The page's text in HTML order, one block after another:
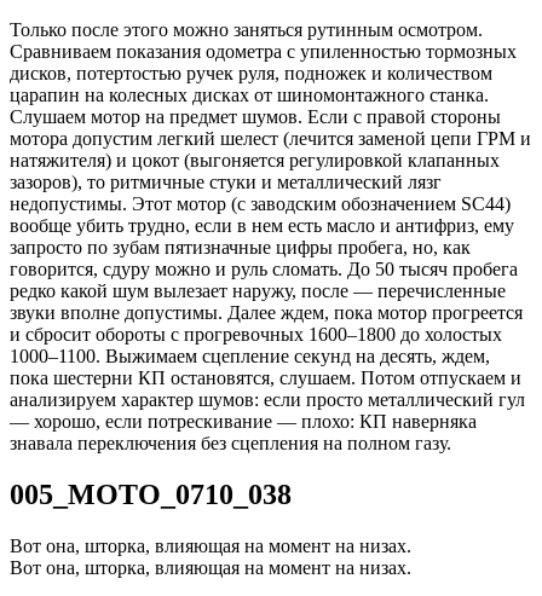
Только после этого можно заняться рутинным осмотром.
Сравниваем показания одометра с упиленностью тормозных
дисков, потертостью ручек руля, подножек и количеством
царапин на колесных дисках от шиномонтажного станка.
Слушаем мотор на предмет шумов. Если с правой стороны
мотора допустим легкий шелест (лечится заменой цепи ГРМ и
натяжителя) и цокот (выгоняется регулировкой клапанных
зазоров), то ритмичные стуки и металлический лязг
недопустимы. Этот мотор (с заводским обозначением SC44)
вообще убить трудно, если в нем есть масло и антифриз, ему
запросто по зубам пятизначные цифры пробега, но, как
говорится, сдуру можно и руль сломать. До 50 тысяч пробега
редко какой шум вылезает наружу, после — перечисленные
звуки вполне допустимы. Далее ждем, пока мотор прогреется
и сбросит обороты с прогревочных 1600–1800 до холостых
1000–1100. Выжимаем сцепление секунд на десять, ждем,
пока шестерни КП остановятся, слушаем. Потом отпускаем и
анализируем характер шумов: если просто металлический гул
— хорошо, если потрескивание — плохо: КП наверняка
знавала переключения без сцепления на полном газу.
005_MOTO_0710_038
Вот она, шторка, влияющая на момент на низах.
Вот она, шторка, влияющая на момент на низах.